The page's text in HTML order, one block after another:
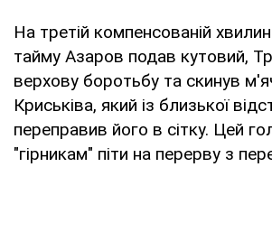
На третій компенсованій
тайму Азаров подав кутовий,
верхову боротьбу та скинув
Криськіва, який із близької
переправив його в сітку. Цей
"гірникам" піти на перерву з